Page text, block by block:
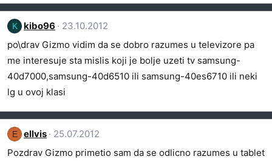
K kibo96
23.10.2012
po\drav Gizmo vidim da se dobro razumes u televizore pa
me interesuje sta mislis koji je bolje uzeti tv samsung-
40d7000,samsung-40d6510 ili samsung-40es6710 ili neki
lg u ovoj klasi
E ellvis
25.07.2012
Pozdrav Gizmo primetio sam da se odlicno razumes u tablet